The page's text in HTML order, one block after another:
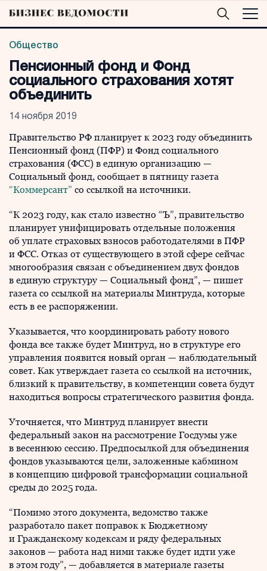
Общество
Пенсионный фонд и Фонд
социального страхования хотят
объединить
14 ноября 2019
Правительство РФ планирует к 2023 году объединить
Пенсионный фонд (ПФР) и Фонд социального
страхования (ФСС) в единую организацию —
Социальный фонд, сообщает в пятницу газета
“Коммерсант” со ссылкой на источники.
“К 2023 году, как стало известно “Ъ”, правительство
планирует унифицировать отдельные положения
об уплате страховых взносов работодателями в ПФР
и ФСС. Отказ от существующего в этой сфере сейчас
многообразия связан с объединением двух фондов
в единую структуру — Социальный фонд”, — пишет
газета со ссылкой на материалы Минтруда, которые
есть в ее распоряжении.
Указывается, что координировать работу нового
фонда все также будет Минтруд, но в структуре его
управления появится новый орган — наблюдательный
совет. Как утверждает газета со ссылкой на источник,
близкий к правительству, в компетенции совета будут
находиться вопросы стратегического развития фонда.
Уточняется, что Минтруд планирует внести
федеральный закон на рассмотрение Госдумы уже
в весеннюю сессию. Предпосылкой для объединения
фондов указываются цели, заложенные кабмином
в концепцию цифровой трансформации социальной
среды до 2025 года.
“Помимо этого документа, ведомство также
разработало пакет поправок к Бюджетному
и Гражданскому кодексам и ряду федеральных
законов — работа над ними также будет идти уже
в этом году”, — добавляется в материале газеты